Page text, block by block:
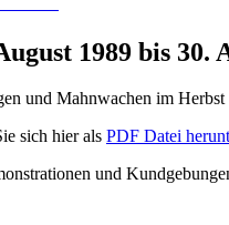
1989 bis
und Mahnwachen im
sich hier als PDF Datei
und